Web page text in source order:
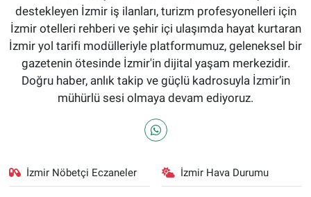
destekleyen İzmir iş ilanları, turizm profesyonelleri için
İzmir otelleri rehberi ve şehir içi ulaşımda hayat kurtaran
İzmir yol tarifi modülleriyle platformumuz, geleneksel bir
gazetenin ötesinde İzmir'in dijital yaşam merkezidir.
Doğru haber, anlık takip ve güçlü kadrosuyla İzmir’in
mühürlü sesi olmaya devam ediyoruz.
İzmir Nöbetçi Eczaneler İzmir Hava Durumu